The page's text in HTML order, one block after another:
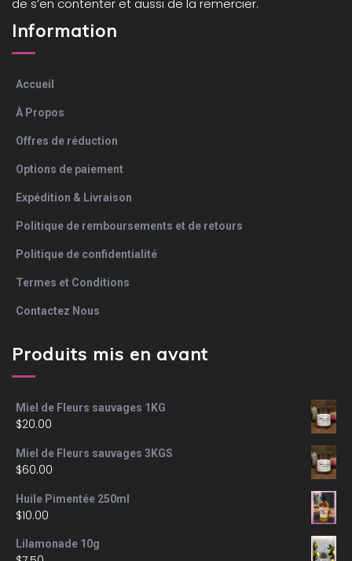
de s’en contenter et aussi de la remercier.
Information
Accueil
À Propos
Offres de réduction
Options de paiement
Expédition & Livraison
Politique de remboursements et de retours
Politique de confidentialité
Termes et Conditions
Contactez Nous
Produits mis en avant
Miel de Fleurs sauvages 1KG
$20.00
Miel de Fleurs sauvages 3KGS
$60.00
Huile Pimentée 250ml
$10.00
Lilamonade 10g